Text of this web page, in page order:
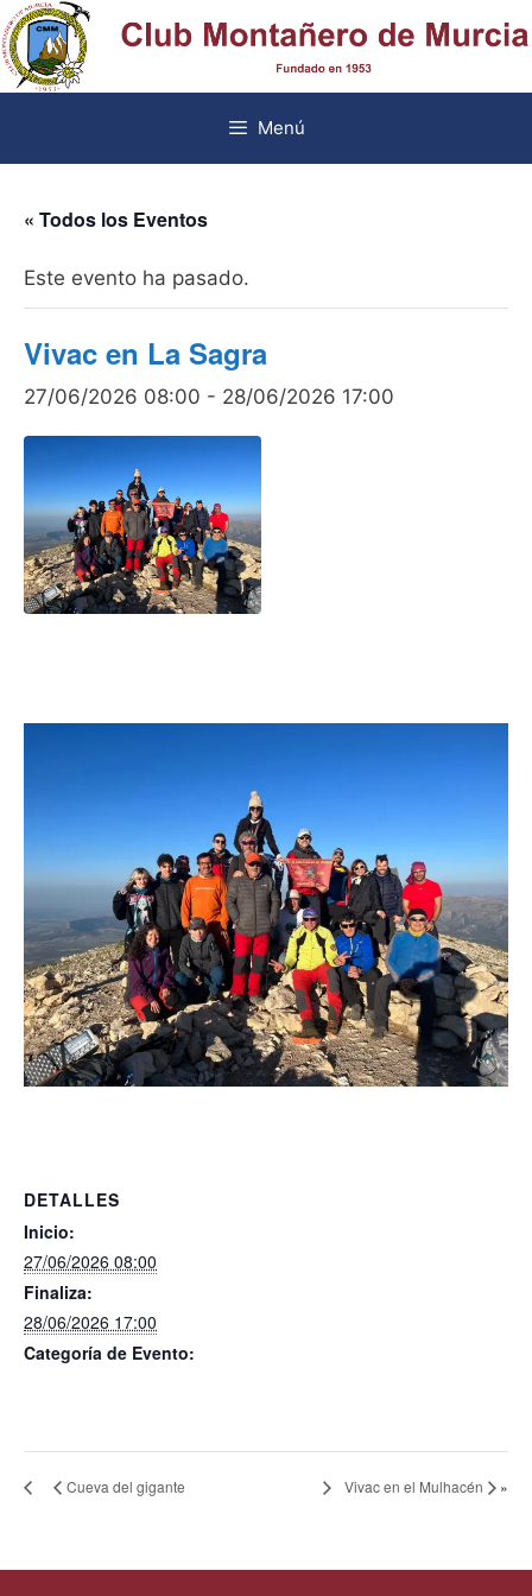
Saltar
al
contenido
Menú
« Todos los Eventos
Este evento ha pasado.
Vivac en La Sagra
27/06/2026 08:00 - 28/06/2026 17:00
DETALLES
Inicio:
27/06/2026 08:00
Finaliza:
28/06/2026 17:00
Categoría de Evento:
Cueva del gigante Vivac en el Mulhacén »